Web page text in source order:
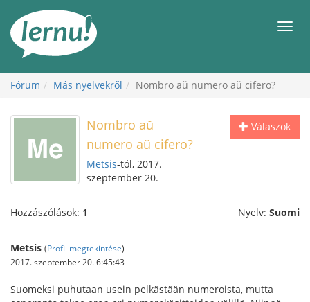
Fórum Más nyelvekről Nombro aŭ numero aŭ cifero?
Válaszok
Nombro aŭ
numero aŭ cifero?
Metsis-tól, 2017.
szeptember 20.
Hozzászólások: 1 Nyelv: Suomi
Metsis (Profil megtekintése)
2017. szeptember 20. 6:45:43
Suomeksi puhutaan usein pelkästään numeroista, mutta